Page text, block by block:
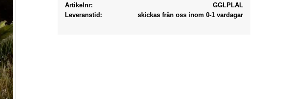
Artikelnr
GGLPLAL
Leveranstid
skickas från oss inom 0-1 vardagar